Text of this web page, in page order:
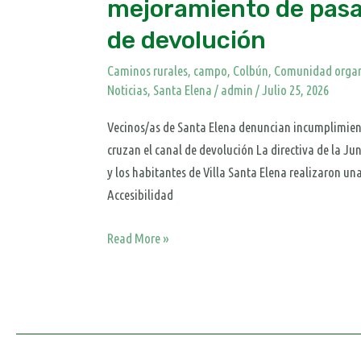
mejoramiento de
de devolución
Caminos rurales, campo, Colbún, Comunidad
Noticias, Santa Elena / admin/Julio 25, 2026
Vecinos/as de Santa Elena denuncian
cruzan el canal de devolución La directiva de la
y los habitantes de Villa Santa Elena realizaron
Accesibilidad
de
devolución
Read More »